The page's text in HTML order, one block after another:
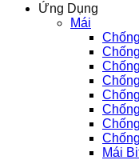
Ứng Dụng
Mái
Mái